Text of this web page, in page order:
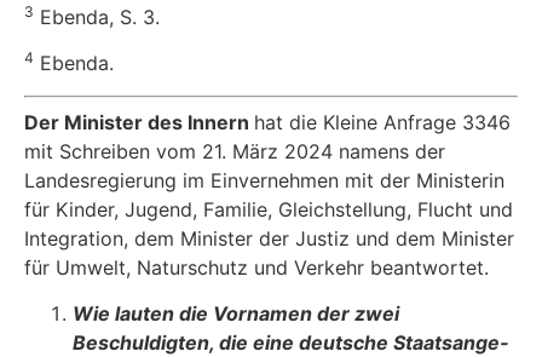
3 Ebenda, S. 3.
4 Ebenda.
Der Minister des Innern hat die Kleine Anfrage 3346
mit Schreiben vom 21. März 2024 namens der
Landesregierung im Einvernehmen mit der Ministerin
für Kinder, Jugend, Familie, Gleichstellung, Flucht und
Integration, dem Minister der Justiz und dem Minister
für Umwelt, Naturschutz und Verkehr beantwortet.
Wie lauten die Vornamen der zwei
Beschuldigten, die eine deutsche Staatsange­